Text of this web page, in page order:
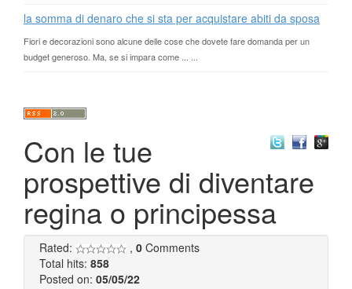
la somma di denaro che si sta per acquistare abiti da sposa
Fiori e decorazioni sono alcune delle cose che dovete fare domanda per un
budget generoso. Ma, se si impara come ... ...
Con le tue
prospettive di diventare
regina o principessa
Rated: , 0 Comments
Total hits: 858
Posted on: 05/05/22